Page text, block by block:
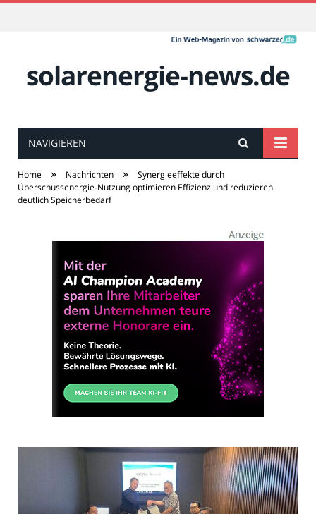
solarenergie-news.de
NAVIGIEREN
Home » Nachrichten »
Synergieeffekte durch
Überschussenergie-Nutzung optimieren Effizienz und reduzieren
deutlich Speicherbedarf